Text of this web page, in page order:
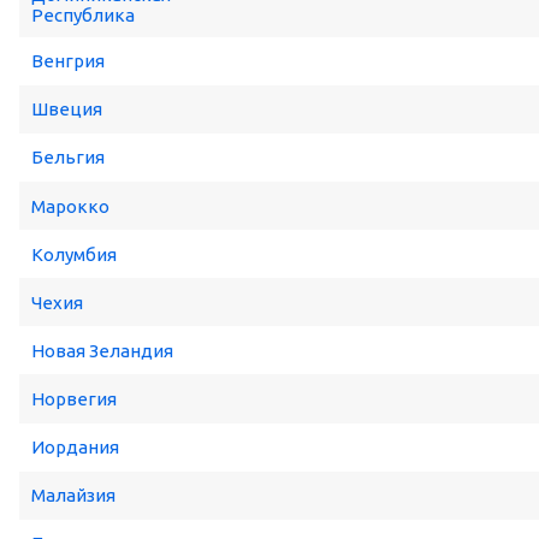
Республика
Венгрия
Швеция
Бельгия
Марокко
Колумбия
Чехия
Новая Зеландия
Норвегия
Иордания
Малайзия